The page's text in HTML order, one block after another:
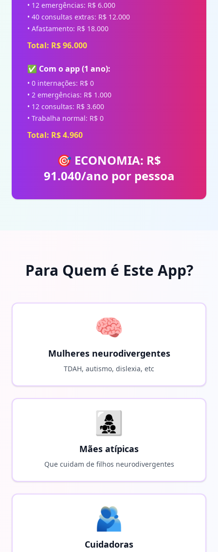
• 12 emergências: R$ 6.000
• 40 consultas extras: R$ 12.000
• Afastamento: R$ 18.000
Total: R$ 96.000
✅ Com o app (1 ano):
• 0 internações: R$ 0
• 2 emergências: R$ 1.000
• 12 consultas: R$ 3.600
• Trabalha normal: R$ 0
Total: R$ 4.960
🎯 ECONOMIA: R$
91.040/ano por pessoa
Para Quem é Este App?
🧠
Mulheres neurodivergentes
TDAH, autismo, dislexia, etc
👩‍👧‍👦
Mães atípicas
Que cuidam de filhos neurodivergentes
🫂
Cuidadoras